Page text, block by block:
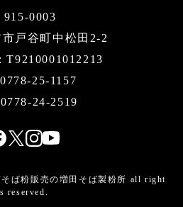
915-0003
戸谷町中松田2-2
T9210001012213
25-1157
24-2519
ば粉販売の増田そば製粉所 all right
s reserved.